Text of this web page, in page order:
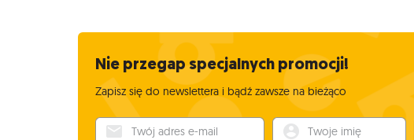
Nie przegap specjalnych promocji!
Zapisz się do newslettera i bądź zawsze na bieżąco
Twój adres e-mail Twoje imię